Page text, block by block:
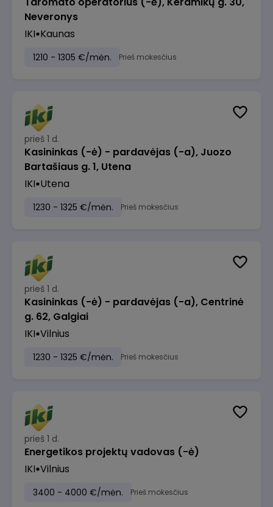
Neveronys
IKI Kaunas
1210 - 1305 €/mėn. Prieš mokesčius
prieš 1 d.
Kasininkas (-ė) - pardavėjas (-a), Juozo
Bartašiaus g. 1, Utena
IKI Utena
1230 - 1325 €/mėn. Prieš mokesčius
prieš 1 d.
Kasininkas (-ė) - pardavėjas (-a), Centrinė
g. 62, Galgiai
IKI Vilnius
1230 - 1325 €/mėn. Prieš mokesčius
prieš 1 d.
Energetikos projektų vadovas (-ė)
IKI Vilnius
3400 - 4000 €/mėn. Prieš mokesčius